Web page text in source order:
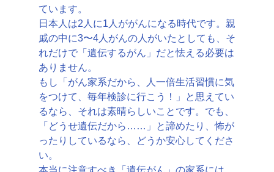
ています。
日本人は2人に1人ががんになる時代です。親
戚の中に3〜4人がんの人がいたとしても、そ
れだけで「遺伝するがん」だと怯える必要は
ありません。
もし「がん家系だから、人一倍生活習慣に気
をつけて、毎年検診に行こう！」と思えてい
るなら、それは素晴らしいことです。でも、
「どうせ遺伝だから……」と諦めたり、怖が
ったりしているなら、どうか安心してくださ
い。
本当に注意すべき「遺伝がん」の家系には、